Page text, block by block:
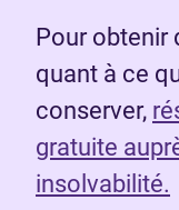
Pour obtenir
quant à ce
conserver,
gratuite
insolvabilité.